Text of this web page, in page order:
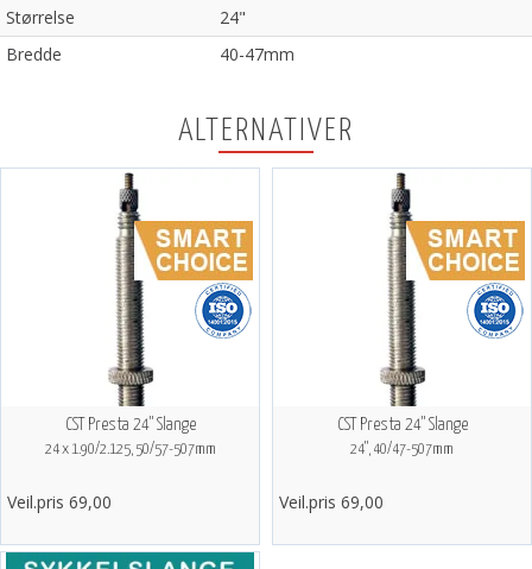
Størrelse
24"
Bredde
40-47mm
ALTERNATIVER
CST Presta 24" Slange
24 x 1.90/2.125, 50/57-507mm
Veil.pris 69,00
CST Presta 24" Slange
24", 40/47-507mm
Veil.pris 69,00